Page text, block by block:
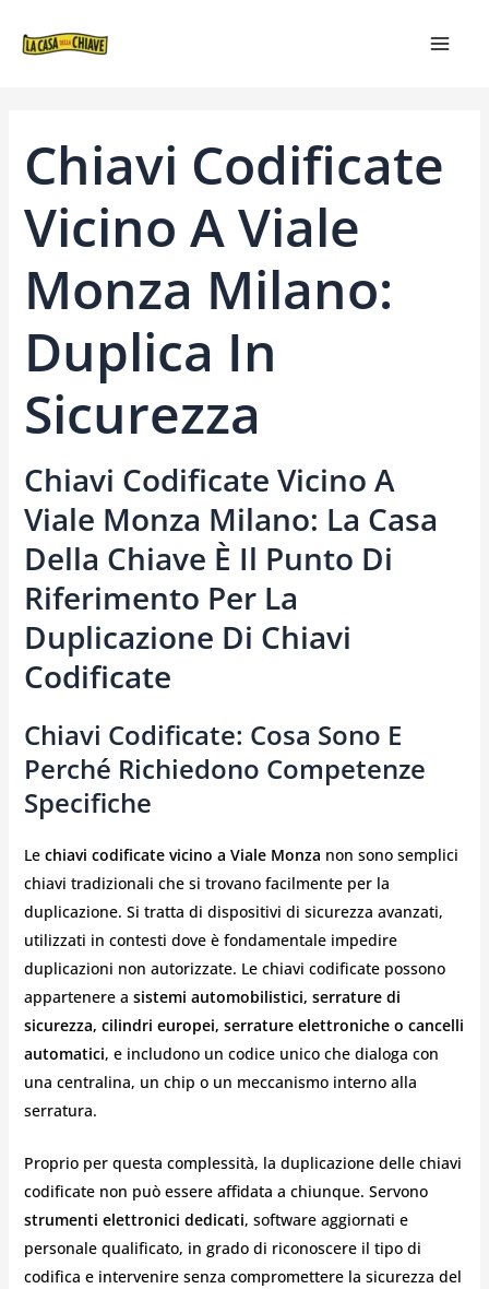
Chiavi Codificate
Vicino A Viale
Monza Milano:
Duplica In
Sicurezza
Chiavi Codificate Vicino A
Viale Monza Milano: La Casa
Della Chiave È Il Punto Di
Riferimento Per La
Duplicazione Di Chiavi
Codificate
Chiavi Codificate: Cosa Sono E
Perché Richiedono Competenze
Specifiche
Le chiavi codificate vicino a Viale Monza non sono semplici
chiavi tradizionali che si trovano facilmente per la
duplicazione. Si tratta di dispositivi di sicurezza avanzati,
utilizzati in contesti dove è fondamentale impedire
duplicazioni non autorizzate. Le chiavi codificate possono
appartenere a sistemi automobilistici, serrature di
sicurezza, cilindri europei, serrature elettroniche o cancelli
automatici, e includono un codice unico che dialoga con
una centralina, un chip o un meccanismo interno alla
serratura.
Proprio per questa complessità, la duplicazione delle chiavi
codificate non può essere affidata a chiunque. Servono
strumenti elettronici dedicati, software aggiornati e
personale qualificato, in grado di riconoscere il tipo di
codifica e intervenire senza compromettere la sicurezza del
ARTICOLI